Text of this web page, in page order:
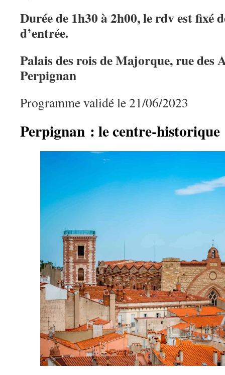
Durée de 1h30 à 2h00, le rdv est fixé
d’entrée.
Palais des rois de Majorque, rue des
Perpignan
Programme validé le 21/06/2023
Perpignan : le centre-historique